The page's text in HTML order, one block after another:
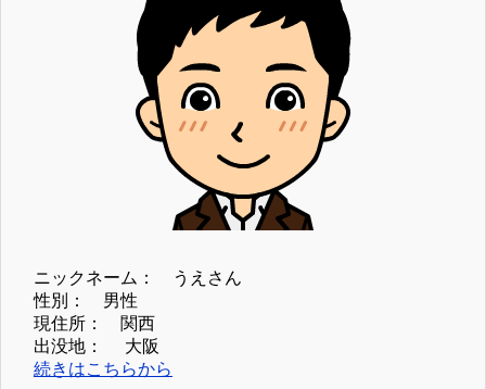
ニックネーム： うえさん
性別： 男性
現住所： 関西
出没地： 大阪
続きはこちらから